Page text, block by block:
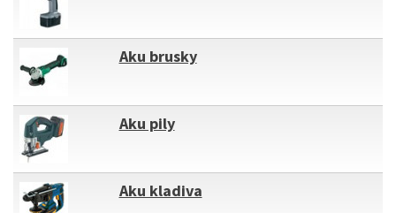
Aku brusky
Aku pily
Aku kladiva